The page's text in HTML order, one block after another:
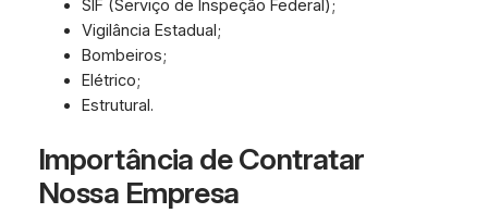
SIF (Serviço de Inspeção Federal);
Vigilância Estadual;
Bombeiros;
Elétrico;
Estrutural.
Importância de Contratar
Nossa Empresa